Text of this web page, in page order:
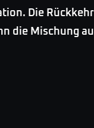
Die
die Mischung